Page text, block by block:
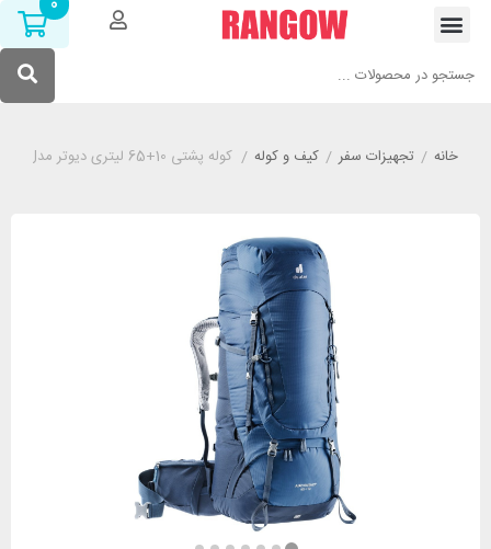
خانه/ تجهیزات سفر/ کیف و کوله/ کوله پشتی 10+65 لیتری دیوتر مدل Deuter Aircontact آبی